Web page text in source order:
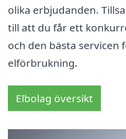
olika erbjudanden.
till att du får ett
och den bästa servicen
elförbrukning.
Elbolag översikt